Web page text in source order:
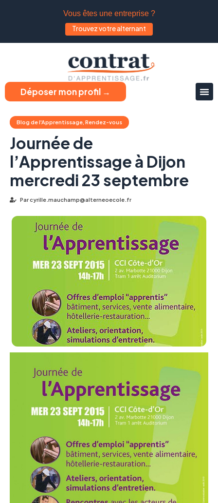
Vous êtes une entreprise ?
Trouvez votre alternant
Déposer mon profil →
Blog de l'Apprentissage, Rendez-vous
Journée de
l’Apprentissage à Dijon
mercredi 23 septembre
Parcyrille.mauchamp@alterneoecole.fr